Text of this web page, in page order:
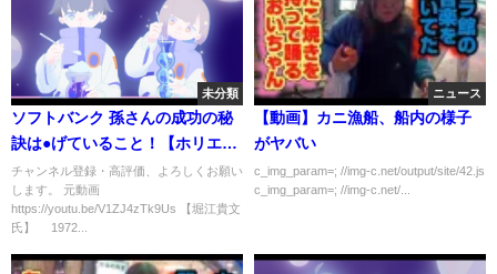
未分類
ソフトバンク 孫さんの成功の秘
訣は●げていること！【ホリエモ
ン 切り抜き】
チャンネル登録・高評価、よろしくお願い
します。 元動画
https://youtu.be/V1ZJ4zTk9Us 【堀江貴文
氏】 1972...
ニュース
【動画】カニ漁船、船内の様子
がヤバい
c_img_param=; //img-c.net/output/site/42.js
c_img_param=; //img-c.net/...